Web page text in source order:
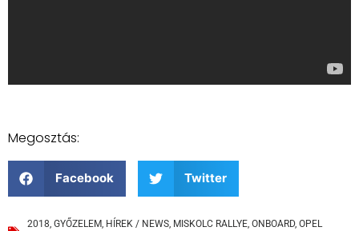
Megosztás:
Facebook Twitter
2018, GYŐZELEM, HÍREK / NEWS, MISKOLC RALLYE, ONBOARD, OPEL